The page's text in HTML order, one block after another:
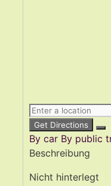
Get Directions
By car By public
Beschreibung
Nicht hinterlegt